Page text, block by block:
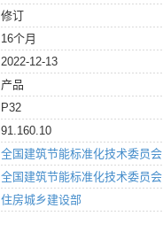
修订
16个月
2022-12-13
产品
P32
91.160.10
全国建筑节能标准化技术委员会
全国建筑节能标准化技术委员会
住房城乡建设部